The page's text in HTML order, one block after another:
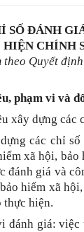
SỐ ĐÁNH
HIỆN CHÍNH
theo Quyết
phạm vi và
xây dựng các
các chỉ
xã hội,
đánh giá và
hiểm xã
thực hiện.
đánh giá: